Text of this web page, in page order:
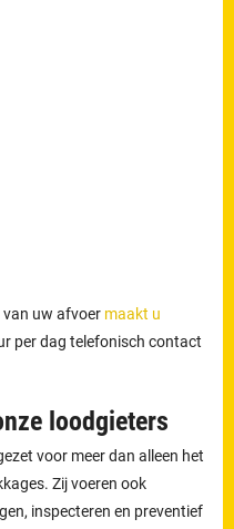
uw afvoer maakt u
per dag telefonisch contact
loodgieters
voor meer dan alleen het
Zij voeren ook
inspecteren en preventief